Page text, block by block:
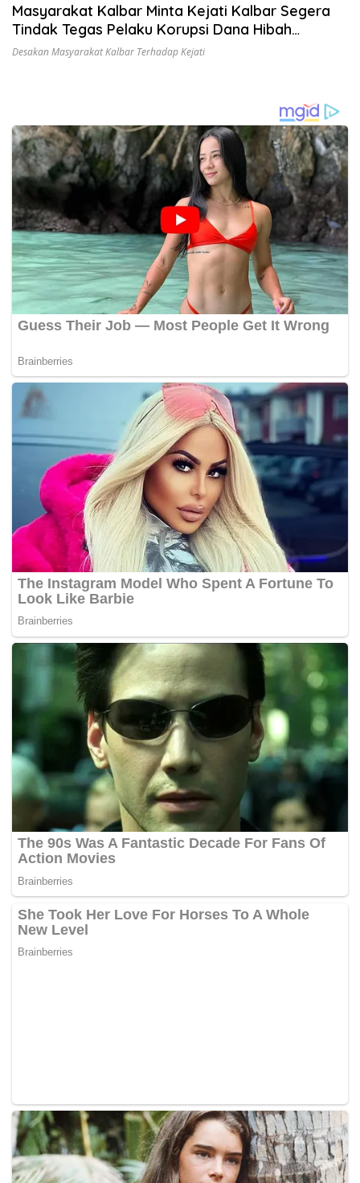
Masyarakat Kalbar Minta Kejati Kalbar Segera
Tindak Tegas Pelaku Korupsi Dana Hibah
Mujahidin
Desakan Masyarakat Kalbar Terhadap Kejati